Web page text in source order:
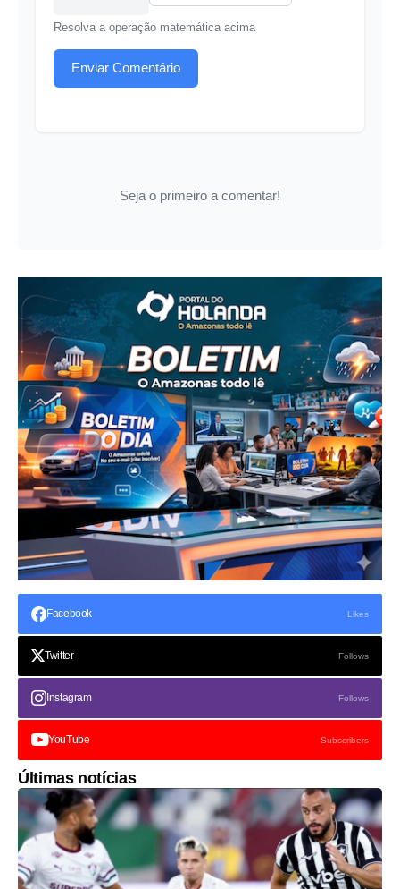
Resolva a operação matemática acima
Enviar Comentário
Seja o primeiro a comentar!
Facebook Likes
Twitter Follows
Instagram Follows
YouTube Subscribers
Últimas notícias